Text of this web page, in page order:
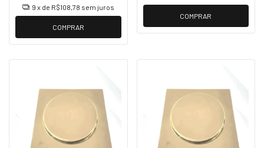
9 x de R$108,78 sem juros
COMPRAR
COMPRAR